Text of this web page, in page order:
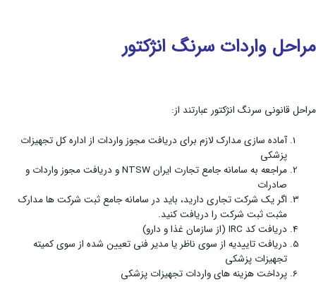
مراحل وارداتسرنگ انژکتور
مراحل قانونی سرنگ انژکتور عبارتند از:
آماده سازی مدارک لازم برای دریافت مجوز واردات از اداره کل تجهیزات
پزشکی
مراجعه به سامانه جامع تجارت ایران NTSW و دریافت مجوز واردات و
صادرات
اگر یک شرکت تجاری دارید، باید در سامانه جامع ثبت شرکت ها مدارک
مثبت ثبت شرکت را دریافت کنید.
دریافت کد IRC (از سازمان غذا و دارو)
دریافت تاییدیه از سوی ناظر یا مدیر فنی تعیین شده از سوی کمیته
تجهیزات پزشکی
پرداخت هزینه های واردات تجهیزات پزشکی